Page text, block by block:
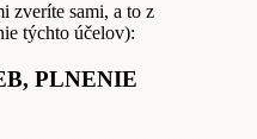
zveríte sami, a to z
týchto účelov):
PLNENIE